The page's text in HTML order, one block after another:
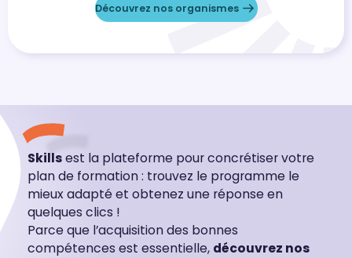
Découvrez nos organismes
Skillsest la plateforme pour concrétiser votre
plan de formation : trouvez le programme le
mieux adapté et obtenez une réponse en
quelques clics !
Parce que l’acquisition des bonnes
compétences est essentielle, découvrez nos